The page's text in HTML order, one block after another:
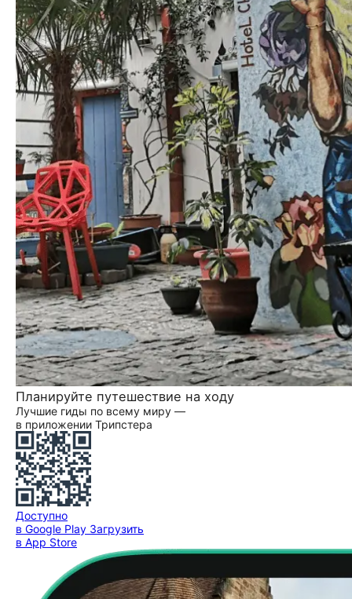
Планируйте путешествие на ходу
Лучшие гиды по всему миру —
в приложении Трипстера
Доступно
в Google Play Загрузить
в App Store